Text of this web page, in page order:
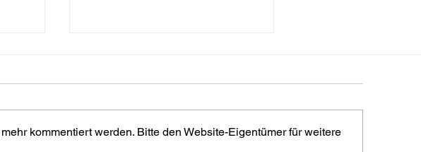
kommentiert werden. Bitte den Website-Eigentümer für weitere